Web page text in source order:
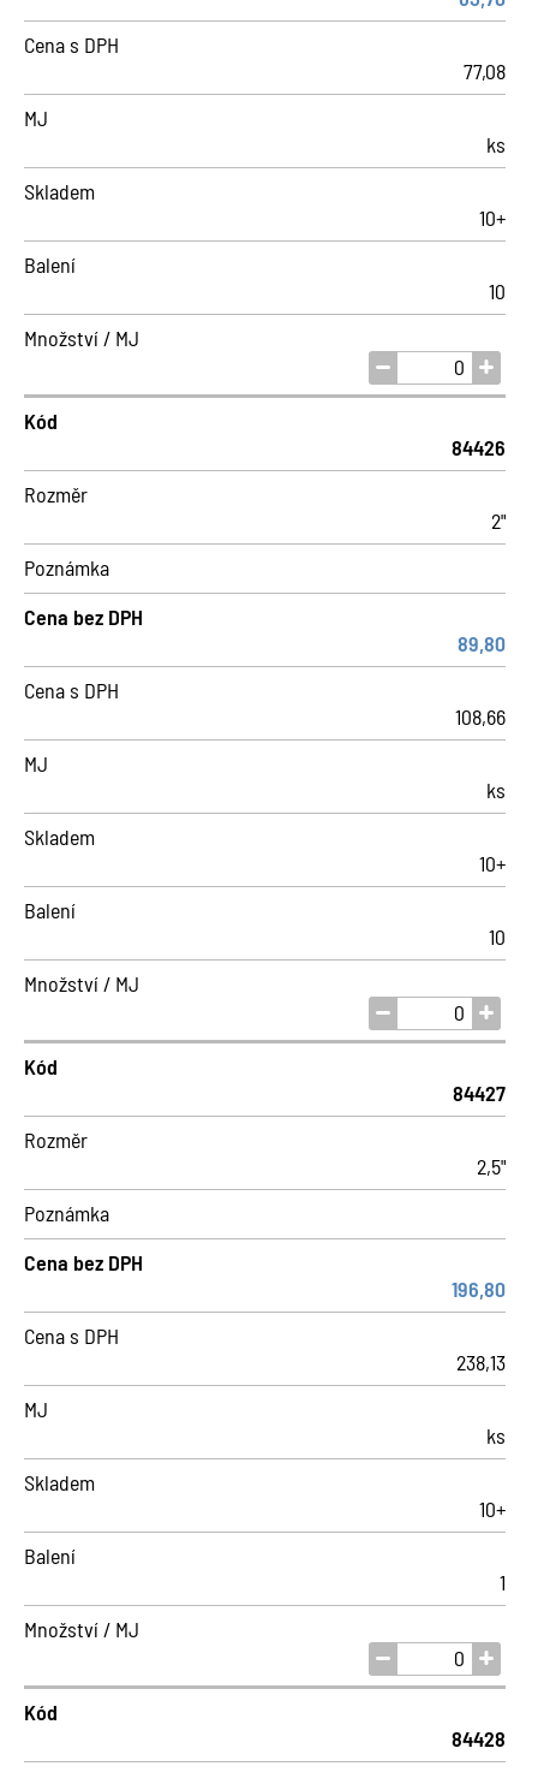
Cena s DPH
77,08
MJ
ks
Skladem
10+
Balení
10
Množství / MJ
Kód
84426
Rozměr
2"
Poznámka
Cena bez DPH
89,80
Cena s DPH
108,66
MJ
ks
Skladem
10+
Balení
10
Množství / MJ
Kód
84427
Rozměr
2,5"
Poznámka
Cena bez DPH
196,80
Cena s DPH
238,13
MJ
ks
Skladem
10+
Balení
1
Množství / MJ
Kód
84428